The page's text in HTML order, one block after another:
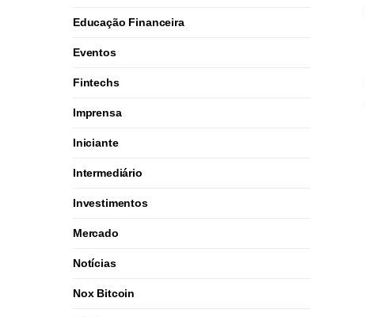
Educação Financeira
Eventos
Fintechs
Imprensa
Iniciante
Intermediário
Investimentos
Mercado
Notícias
Nox Bitcoin